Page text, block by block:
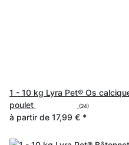
1 - 10 kg Lyra Pet® Os
poulet
(24)
à partir de 17,99 € *